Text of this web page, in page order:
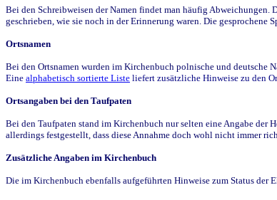
Bei den Schreibweisen der Namen findet man häufig Abweichungen.
geschrieben, wie sie noch in der Erinnerung waren. Die
Ortsnamen
Bei den Ortsnamen wurden im Kirchenbuch polnische und deutsche
Eine alphabetisch sortierte Liste liefert zusätzliche Hinweise zu den
Ortsangaben bei den Taufpaten
Bei den Taufpaten stand im Kirchenbuch nur selten eine Angabe der
allerdings festgestellt, dass diese Annahme doch wohl nicht immer
Zusätzliche Angaben im Kirchenbuch
Die im Kirchenbuch ebenfalls aufgeführten Hinweise zum Status der